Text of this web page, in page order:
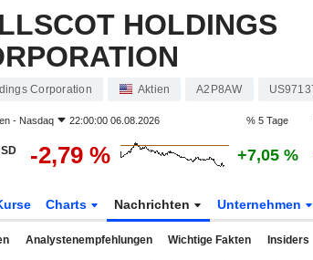
HOLDINGS
Corporation Aktien A2P8AW
- Nasdaq 22:00:00 06.08.2026 % 5 Tage
-2,79 % +7,05 %
Charts Nachrichten Unternehmen
Analystenempfehlungen Wichtige Fakten Insiders